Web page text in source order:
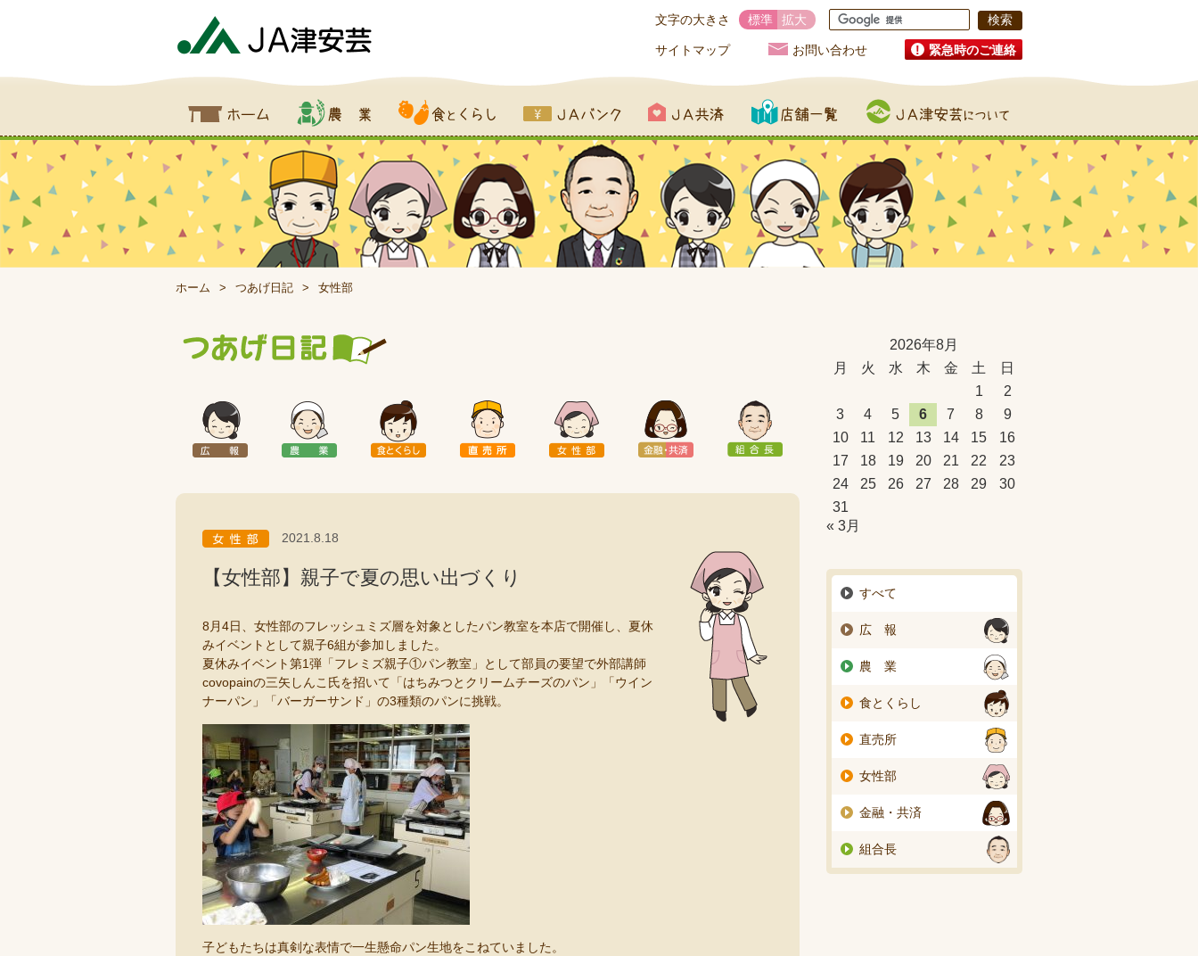
ホーム 農業 食とくらし JAバンク JA共済 店舗一覧 JA津安芸について
文字の大きさ 標準 拡大
サイトマップ お問い合わせ 緊急時のご連絡
ホーム つあげ日記 女性部
2021.8.18
【女性部】親子で夏の思い出づくり
8月4日、女性部のフレッシュミズ層を対象としたパン教室を本店で開催し、夏休
みイベントとして親子6組が参加しました。
夏休みイベント第1弾「フレミズ親子①パン教室」として部員の要望で外部講師
covopainの三矢しんこ氏を招いて「はちみつとクリームチーズのパン」「ウイン
ナーパン」「バーガーサンド」の3種類のパンに挑戦。
子どもたちは真剣な表情で一生懸命パン生地をこねていました。
2026年8月
月
火 水 木 金 土
日
1
2
3
4 5 6 7 8
9
10
11 12 13 14 15
16
17
18 19 20 21 22
23
24
25 26 27 28 29
30
31
« 3月
すべて
広 報
農 業
食とくらし
直売所
女性部
金融・共済
組合長